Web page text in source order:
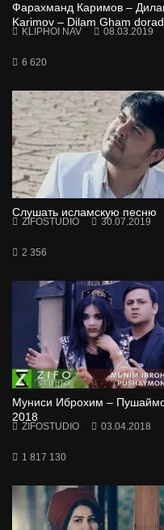
Фарахманд Каримов –
Karimov – Dilam Gham dorad
KLIPHOI NAV 08.03.2019
6 620
Слушать исламскую песню
ZIFOSTUDIO 30.07.2019
2 356
Муниси Иброхим –
2018
ZIFOSTUDIO 03.04.2018
1 817 130